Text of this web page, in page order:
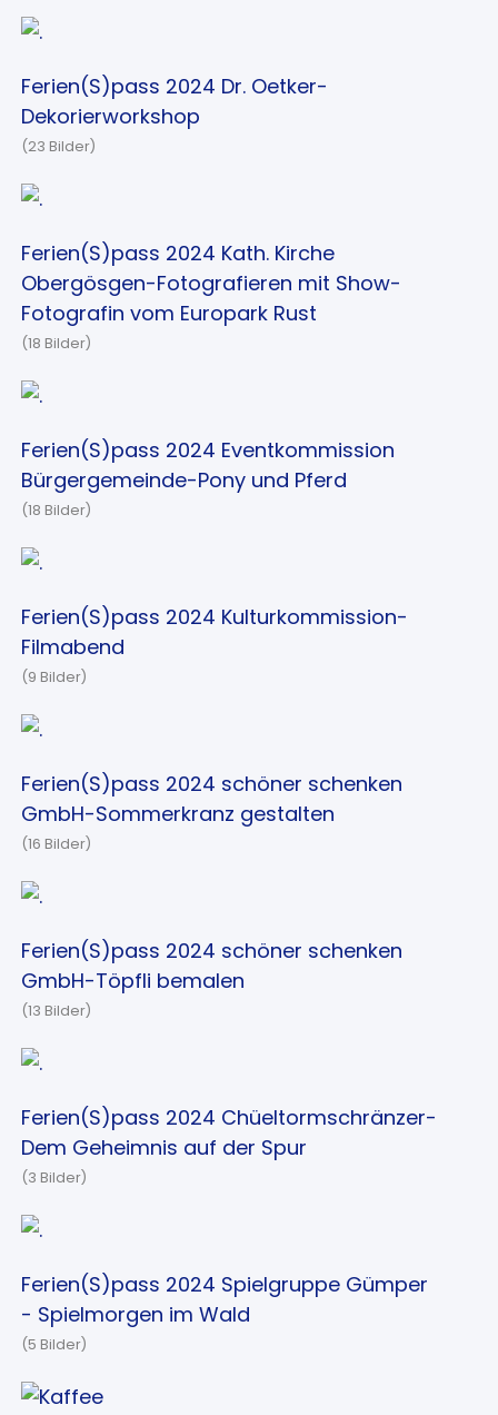
Ferien(S)pass 2024 Dr. Oetker-
Dekorierworkshop
(23 Bilder)
Ferien(S)pass 2024 Kath. Kirche
Obergösgen-Fotografieren mit Show-
Fotografin vom Europark Rust
(18 Bilder)
Ferien(S)pass 2024 Eventkommission
Bürgergemeinde-Pony und Pferd
(18 Bilder)
Ferien(S)pass 2024 Kulturkommission-
Filmabend
(9 Bilder)
Ferien(S)pass 2024 schöner schenken
GmbH-Sommerkranz gestalten
(16 Bilder)
Ferien(S)pass 2024 schöner schenken
GmbH-Töpfli bemalen
(13 Bilder)
Ferien(S)pass 2024 Chüeltormschränzer-
Dem Geheimnis auf der Spur
(3 Bilder)
Ferien(S)pass 2024 Spielgruppe Gümper
- Spielmorgen im Wald
(5 Bilder)